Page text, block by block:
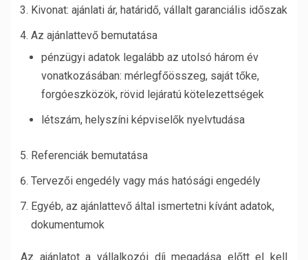
Kivonat: ajánlati ár, határidő, vállalt garanciális időszak
Az ajánlattevő bemutatása
pénzügyi adatok legalább az utolsó három év
vonatkozásában: mérlegfőösszeg, saját tőke,
forgóeszközök, rövid lejáratú kötelezettségek
létszám, helyszíni képviselők nyelvtudása
Referenciák bemutatása
Tervezői engedély vagy más hatósági engedély
Egyéb, az ajánlattevő által ismertetni kívánt adatok,
dokumentumok
Az ajánlatot a vállalkozói díj megadása előtt el kell